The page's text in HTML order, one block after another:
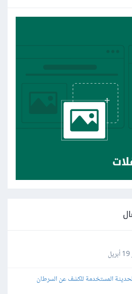
19 أبريل
المستخدمة للكشف عن السرطان